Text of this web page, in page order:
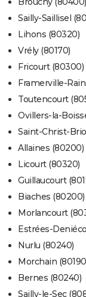
Sailly-Saillisel
Lihons (80320)
Vrély (80170)
Fricourt (80300)
Framerville-
Toutencourt
Ovillers-la-
Saint-Christ-
Allaines (80200)
Licourt (80320)
Guillaucourt
Biaches (80200)
Morlancourt
Estrées-
Nurlu (80240)
Morchain
Bernes (80240)
Sailly-le-Sec